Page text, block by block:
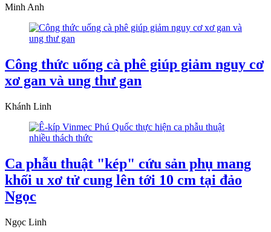
Minh Anh
Công thức uống cà phê giúp giảm nguy cơ
xơ gan và ung thư gan
Khánh Linh
Ca phẫu thuật "kép" cứu sản phụ mang
khối u xơ tử cung lên tới 10 cm tại đảo
Ngọc
Ngọc Linh